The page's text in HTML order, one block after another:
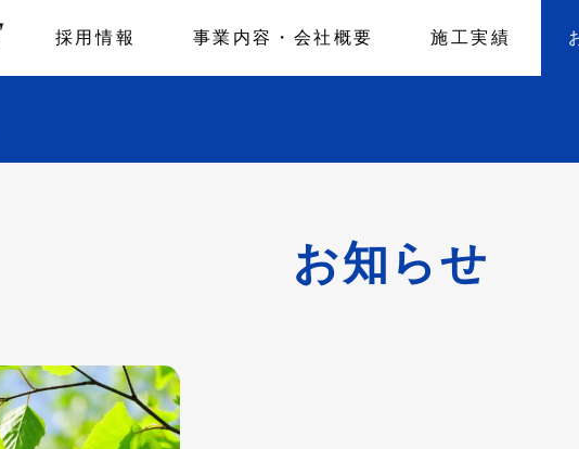
採用情報 事業内容・会社概要 施工実績
お知らせ